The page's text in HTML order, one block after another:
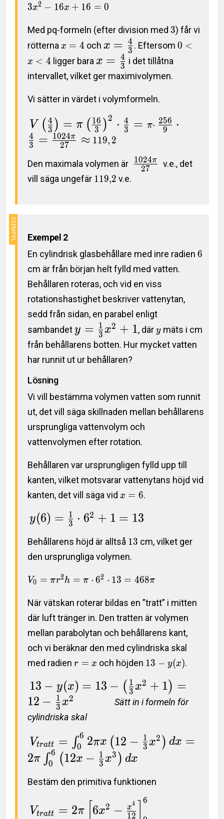
3x2 − 16x + 16 = 0
Med pq-formeln (efter division med 3) får vi
rötterna x = 4 och x = 3
4 . Eftersom 0 <
x < 4 ligger bara x = 3
4 i det tillåtna
intervallet, vilket ger maximivolymen.
Vi sätter in värdet i volymformeln.
V ( 3
4 ) = π ( 3
16 )2 ⋅ 3
4 = π⋅ 9
256 ⋅
3
4 = 27
1024π ≈ 119, 2
Den maximala volymen är 27
1024π
v.e., det
vill säga ungefär 119,2 v.e.
Exempel 2
En cylindrisk glasbehållare med inre radien 6
cm är från början helt fylld med vatten.
Behållaren roteras, och vid en viss
rotationshastighet beskriver vattenytan,
sedd från sidan, en parabel enligt
sambandety = 3
1 x2 + 1, där ymäts i cm
från behållarens botten. Hur mycket vatten
har runnit ut ur behållaren?
Lösning
Vi vill bestämma volymen vatten som runnit
ut, det vill säga skillnaden mellan behållarens
ursprungliga vattenvolym och
vattenvolymen efter rotation.
Behållaren var ursprungligen fylld upp till
kanten, vilket motsvarar vattenytans höjd vid
kanten, det vill säga vid x = 6.
y(6) = 3
1 ⋅ 62 + 1 = 13
Behållarens höjd är alltså 13 cm, vilket ger
den ursprungliga volymen.
V0 = πr2h = π ⋅ 62 ⋅ 13 = 468π
När vätskan roterar bildas en ”tratt” i mitten
där luft tränger in. Den tratten är volymen
mellan parabolytan och behållarens kant,
och vi beräknar den med cylindriska skal
med radien r = x och höjden 13 − y(x).
13 − y(x) = 13 − ( 3
1 x2 + 1) =
12 − 3
1 x2
Sätt in i formeln för
cylindriska skal
Vtratt = ∫0
6 2πx (12 − 3
1 x2 ) dx =
2π ∫0
6 (12x − 3
1 x3 ) dx
Bestäm den primitiva funktionen
Vtratt = 2π 6x2 − 12
x4 ]6